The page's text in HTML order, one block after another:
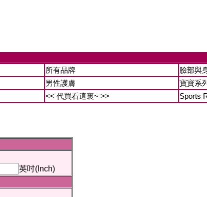
所有品牌 臉部與
男性護膚 寶寶系列
<< 代買看這裏~ >>
Sports
英吋(Inch)